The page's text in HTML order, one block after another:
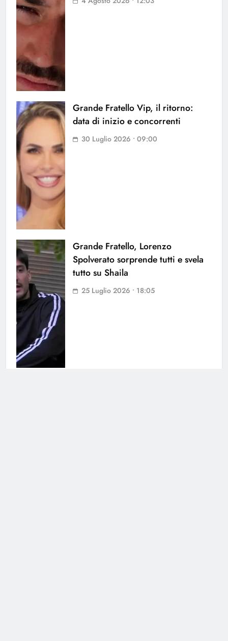
Grande Fratello Vip, il ritorno:
data di inizio e concorrenti
30 Luglio 2026 • 09:00
Grande Fratello, Lorenzo
Spolverato sorprende tutti e svela
tutto su Shaila
25 Luglio 2026 • 18:05